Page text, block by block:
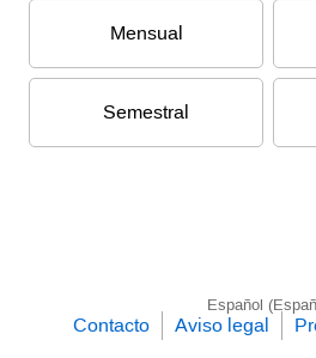
Mensual
Semestral
Español
Contacto Aviso legal